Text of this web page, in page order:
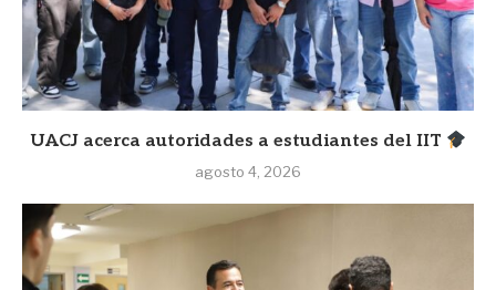
UACJ acerca autoridades a estudiantes del IIT
agosto 4, 2026